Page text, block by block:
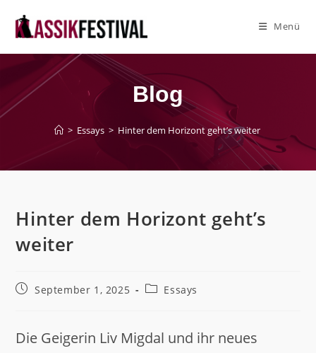
Inhalt
Menü
Blog
> Essays > Hinter dem Horizont geht’s weiter
Hinter dem Horizont geht’s
weiter
BeitragSeptember 1, 2025
Beitrags-
Essays
Die Geigerin Liv Migdal und ihr neues